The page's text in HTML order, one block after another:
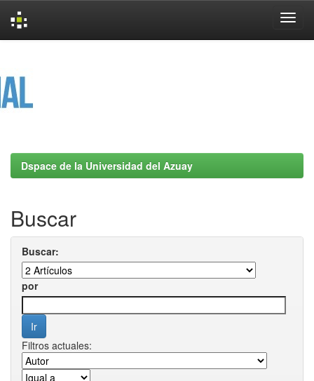
Dspace de la Universidad del Azuay
Buscar
Buscar:
por
Filtros actuales: